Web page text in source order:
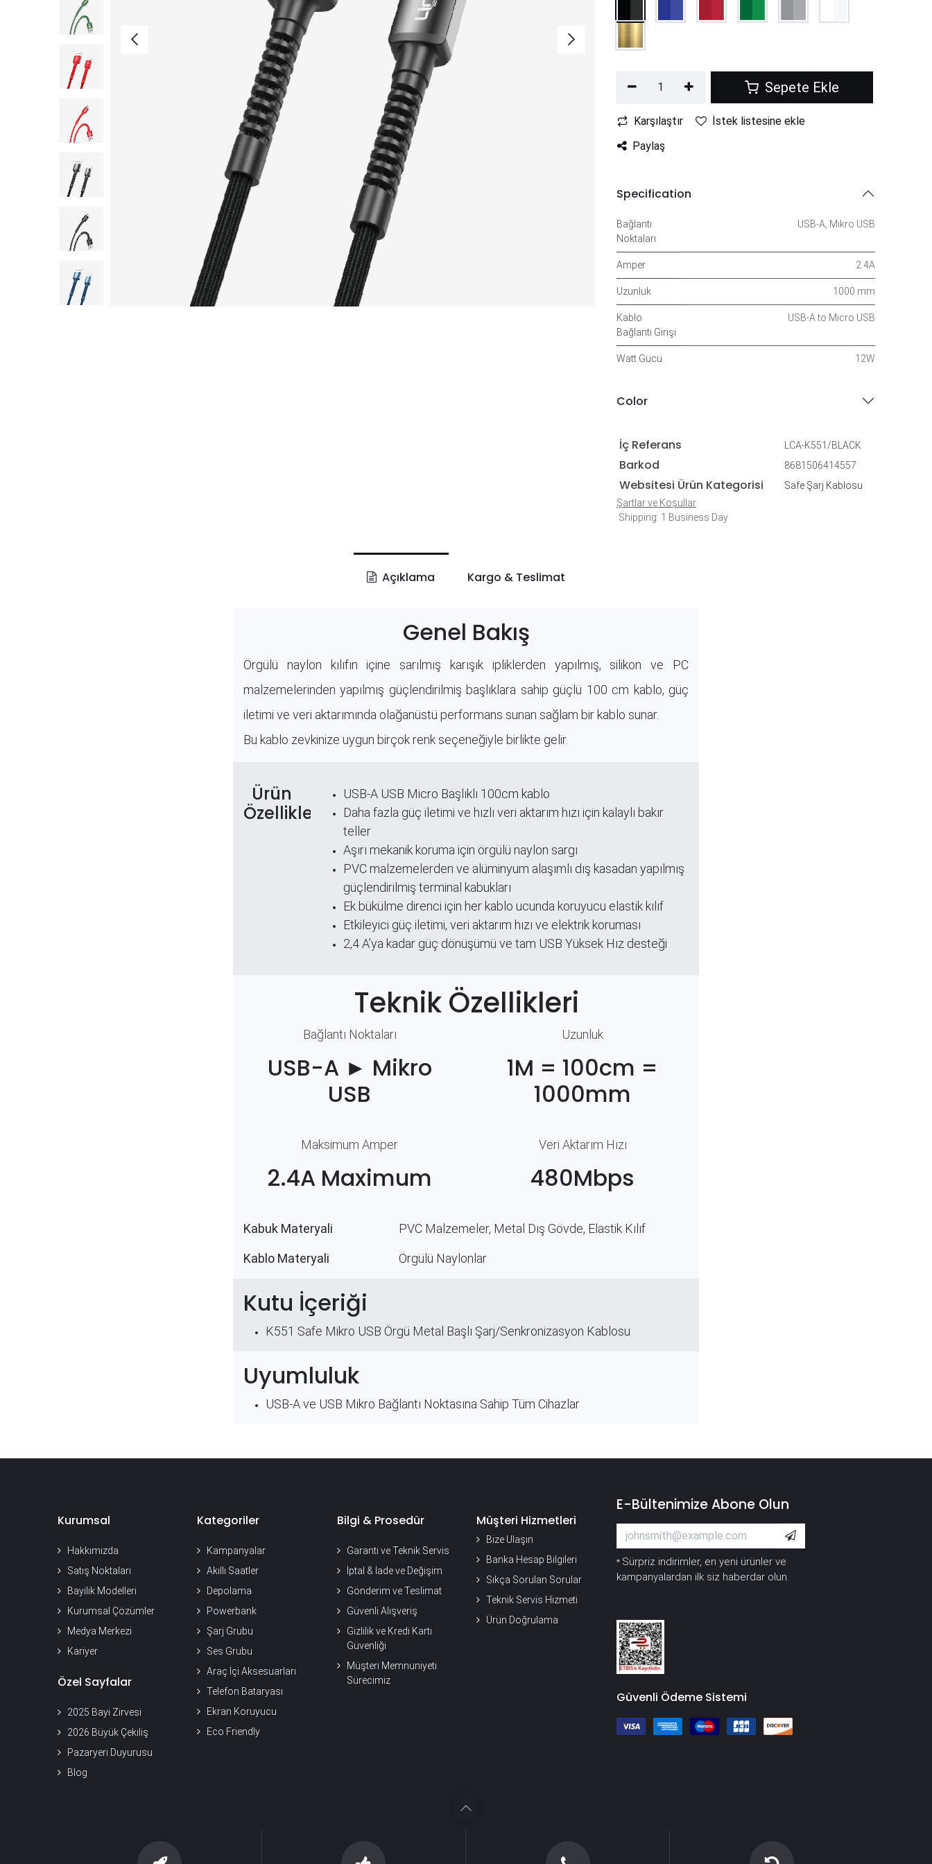
Sepete Ekle
Karşılaştır
İstek listesine ekle
Paylaş
Specification
Bağlantı
Noktaları
USB-A Mikro USB
Amper 2.4A
Uzunluk 1000 mm
Kablo
Bağlantı Girişi
USB-A to Micro USB
Watt Gücü 12W
Color
İç Referans LCA-K551/BLACK
Barkod 8681506414557
Websitesi Ürün Kategorisi
Safe Şarj Kablosu
Şartlar ve Koşullar
Shipping: 1 Business Day
Açıklama Kargo & Teslimat
Genel Bakış
Örgülü naylon kılıfın içine sarılmış karışık ipliklerden yapılmış, silikon ve PC
malzemelerinden yapılmış güçlendirilmiş başlıklara sahip güçlü 100 cm kablo, güç
iletimi ve veri aktarımında olağanüstü performans sunan sağlam bir kablo sunar.
Bu kablo zevkinize uygun birçok renk seçeneğiyle birlikte gelir.
Ürün
Özellikleri
USB-A USB Micro Başlıklı 100cm kablo​
Daha fazla güç iletimi ve hızlı veri aktarım hızı için kalaylı bakır
teller
Aşırı mekanik koruma için örgülü naylon sargı
PVC malzemelerden ve alüminyum alaşımlı dış kasadan yapılmış
güçlendirilmiş terminal kabukları
Ek bükülme direnci için her kablo ucunda koruyucu elastik kılıf
Etkileyici güç iletimi, veri aktarım hızı ve elektrik koruması
2,4 A’ya kadar güç dönüşümü ve tam USB Yüksek Hız desteği
Teknik Özellikleri
Bağlantı Noktaları​
USB-A ► Mikro
USB
Uzunluk
1M = 100cm =
1000mm
Maksimum Amper
2.4A Maximum
Veri Aktarım Hızı​
480Mbps
Kabuk Materyali PVC Malzemeler, Metal Dış Gövde, Elastik Kılıf
​Kablo Materyali Örgülü Naylonlar
Kutu İçeriği
K551 Safe Mikro USB Örgü Metal Başlı Şarj/Senkronizasyon Kablosu
Uyumluluk
USB-A ve USB Mikro Bağlantı Noktasına Sahip Tüm Cihazlar
Kurumsal
Hakkımızda
Satış Noktaları
Bayilik Modelleri
Kurumsal Çözümler
Medya Merkezi
Kariyer
Özel Sayfalar
2025 Bayi Zirvesi
2026 Büyük Çekiliş
Pazaryeri Duyurusu
Blog
Kategoriler
Kampanyalar
Akıllı Saatler
Depolama
Powerbank
Şarj Grubu
Ses Grubu
Araç İçi Aksesuarları
Telefon Bataryası
Ekran Koruyucu
Eco Friendly
Bilgi & Prosedür
Garanti ve Teknik Servis
İptal & İade ve Değişim
Gönderim ve Teslimat
Güvenli Alışveriş
Gizlilik ve Kredi Kartı
Güvenliği
Müşteri Memnuniyeti
Sürecimiz
Müşteri Hizmetleri
Bize Ulaşın
Banka Hesap Bilgileri
Sıkça Sorulan Sorular
Teknik Servis Hizmeti
Ürün Doğrulama
E-Bültenimize Abone Olun
* Sürpriz indirimler, en yeni ürünler ve
kampanyalardan ilk siz haberdar olun.
Güvenli Ödeme Sistemi